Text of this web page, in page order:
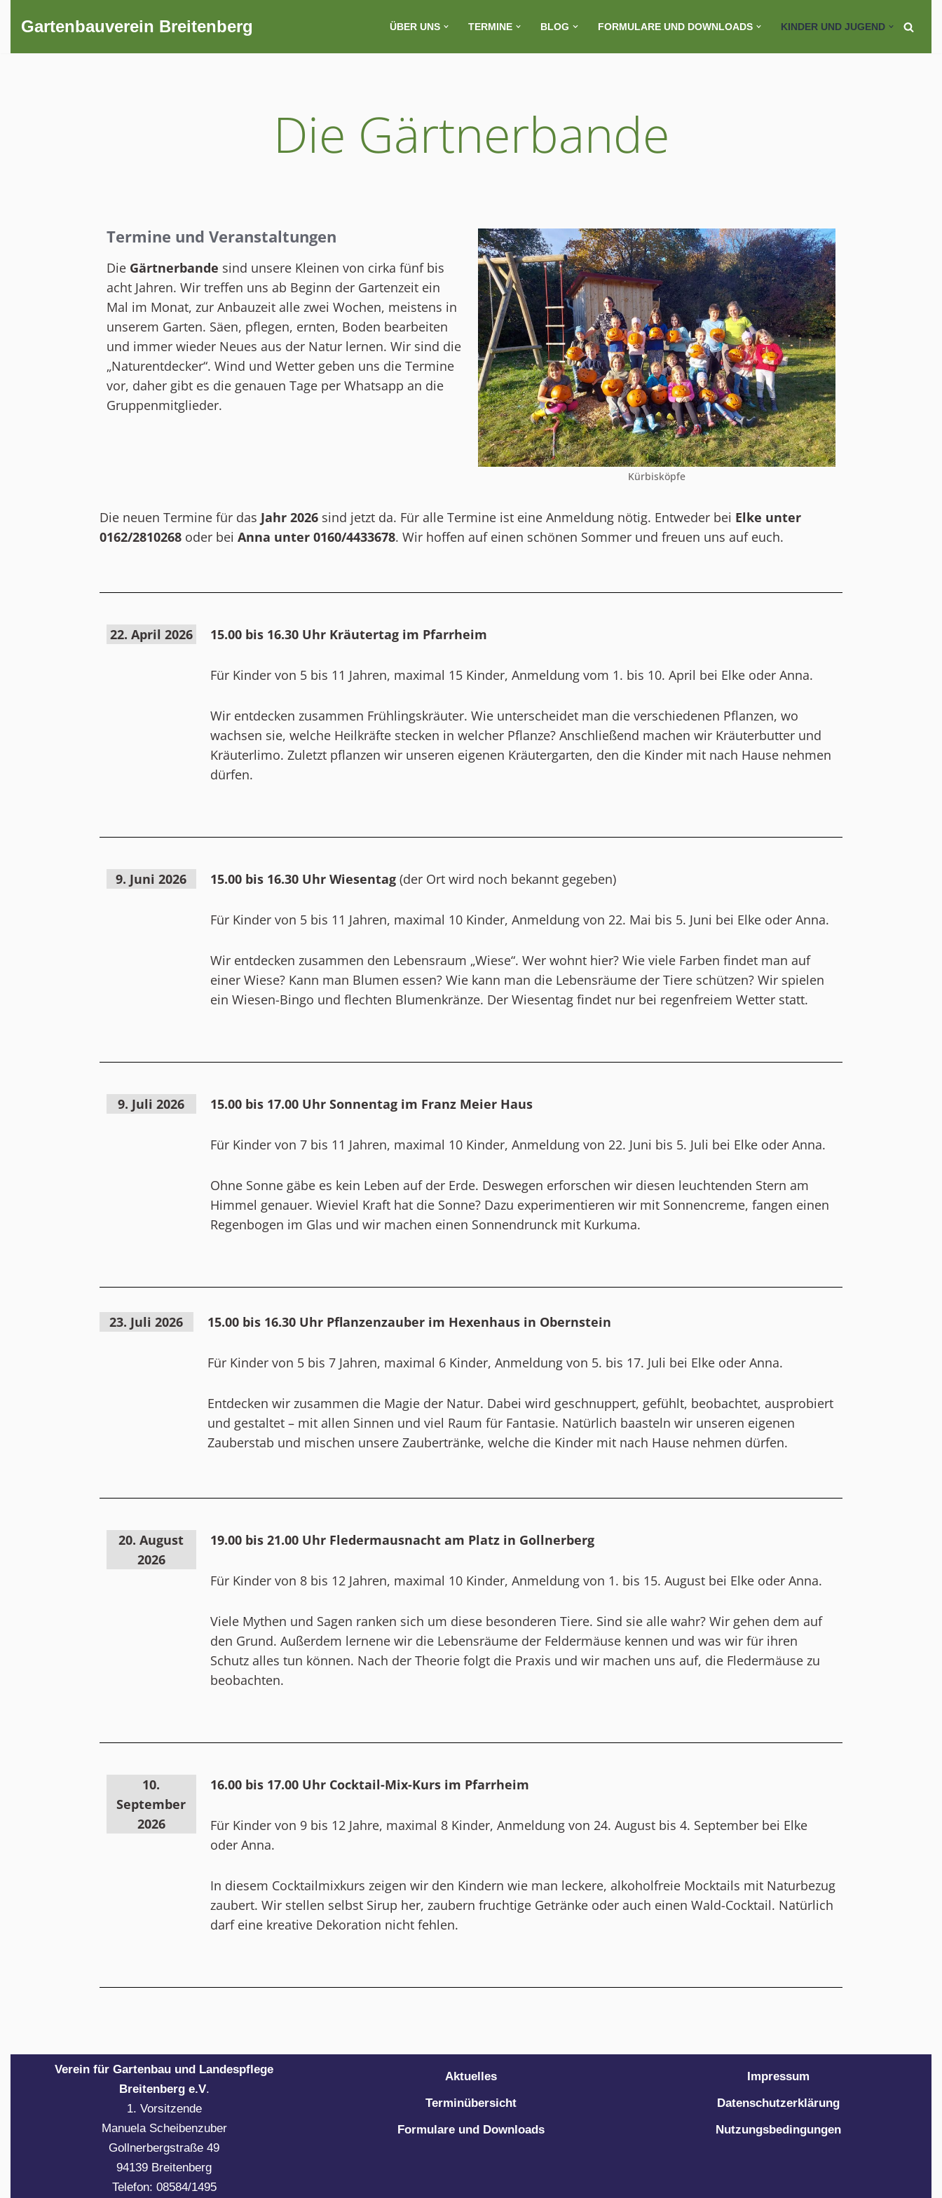
Gartenbauverein Breitenberg ÜBER UNS TERMINE BLOG FORMULARE UND DOWNLOADS KINDER UND JUGEND
Die Gärtnerbande
Termine und Veranstaltungen
Die Gärtnerbande sind unsere Kleinen von cirka fünf bis
acht Jahren. Wir treffen uns ab Beginn der Gartenzeit ein
Mal im Monat, zur Anbauzeit alle zwei Wochen, meistens in
unserem Garten. Säen, pflegen, ernten, Boden bearbeiten
und immer wieder Neues aus der Natur lernen. Wir sind die
„Naturentdecker“. Wind und Wetter geben uns die Termine
vor, daher gibt es die genauen Tage per Whatsapp an die
Gruppenmitglieder.
Kürbisköpfe
Die neuen Termine für das Jahr 2026 sind jetzt da. Für alle Termine ist eine Anmeldung nötig. Entweder bei Elke unter
0162/2810268 oder bei Anna unter 0160/4433678. Wir hoffen auf einen schönen Sommer und freuen uns auf euch.
22. April 2026 15.00 bis 16.30 Uhr Kräutertag im Pfarrheim
Für Kinder von 5 bis 11 Jahren, maximal 15 Kinder, Anmeldung vom 1. bis 10. April bei Elke oder Anna.
Wir entdecken zusammen Frühlingskräuter. Wie unterscheidet man die verschiedenen Pflanzen, wo
wachsen sie, welche Heilkräfte stecken in welcher Pflanze? Anschließend machen wir Kräuterbutter und
Kräuterlimo. Zuletzt pflanzen wir unseren eigenen Kräutergarten, den die Kinder mit nach Hause nehmen
dürfen.
9. Juni 2026 15.00 bis 16.30 Uhr Wiesentag (der Ort wird noch bekannt gegeben)
Für Kinder von 5 bis 11 Jahren, maximal 10 Kinder, Anmeldung von 22. Mai bis 5. Juni bei Elke oder Anna.
Wir entdecken zusammen den Lebensraum „Wiese“. Wer wohnt hier? Wie viele Farben findet man auf
einer Wiese? Kann man Blumen essen? Wie kann man die Lebensräume der Tiere schützen? Wir spielen
ein Wiesen-Bingo und flechten Blumenkränze. Der Wiesentag findet nur bei regenfreiem Wetter statt.
9. Juli 2026 15.00 bis 17.00 Uhr Sonnentag im Franz Meier Haus
Für Kinder von 7 bis 11 Jahren, maximal 10 Kinder, Anmeldung von 22. Juni bis 5. Juli bei Elke oder Anna.
Ohne Sonne gäbe es kein Leben auf der Erde. Deswegen erforschen wir diesen leuchtenden Stern am
Himmel genauer. Wieviel Kraft hat die Sonne? Dazu experimentieren wir mit Sonnencreme, fangen einen
Regenbogen im Glas und wir machen einen Sonnendrunck mit Kurkuma.
23. Juli 2026 15.00 bis 16.30 Uhr Pflanzenzauber im Hexenhaus in Obernstein
Für Kinder von 5 bis 7 Jahren, maximal 6 Kinder, Anmeldung von 5. bis 17. Juli bei Elke oder Anna.
Entdecken wir zusammen die Magie der Natur. Dabei wird geschnuppert, gefühlt, beobachtet, ausprobiert
und gestaltet – mit allen Sinnen und viel Raum für Fantasie. Natürlich baasteln wir unseren eigenen
Zauberstab und mischen unsere Zaubertränke, welche die Kinder mit nach Hause nehmen dürfen.
20. August
2026
19.00 bis 21.00 Uhr Fledermausnacht am Platz in Gollnerberg
Für Kinder von 8 bis 12 Jahren, maximal 10 Kinder, Anmeldung von 1. bis 15. August bei Elke oder Anna.
Viele Mythen und Sagen ranken sich um diese besonderen Tiere. Sind sie alle wahr? Wir gehen dem auf
den Grund. Außerdem lernene wir die Lebensräume der Feldermäuse kennen und was wir für ihren
Schutz alles tun können. Nach der Theorie folgt die Praxis und wir machen uns auf, die Fledermäuse zu
beobachten.
10.
September
2026
16.00 bis 17.00 Uhr Cocktail-Mix-Kurs im Pfarrheim
Für Kinder von 9 bis 12 Jahre, maximal 8 Kinder, Anmeldung von 24. August bis 4. September bei Elke
oder Anna.
In diesem Cocktailmixkurs zeigen wir den Kindern wie man leckere, alkoholfreie Mocktails mit Naturbezug
zaubert. Wir stellen selbst Sirup her, zaubern fruchtige Getränke oder auch einen Wald-Cocktail. Natürlich
darf eine kreative Dekoration nicht fehlen.
Verein für Gartenbau und Landespflege
Breitenberg e.V.
1. Vorsitzende
Manuela Scheibenzuber
Gollnerbergstraße 49
94139 Breitenberg
Telefon: 08584/1495
Aktuelles
Terminübersicht
Formulare und Downloads
Impressum
Datenschutzerklärung
Nutzungsbedingungen